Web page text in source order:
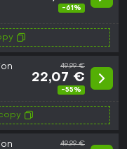
-61%
49,99 €
22,07 €
-55%
49,99 €